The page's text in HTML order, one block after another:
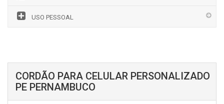
USO PESSOAL
CORDÃO PARA CELULAR PERSONALIZADO
PE PERNAMBUCO